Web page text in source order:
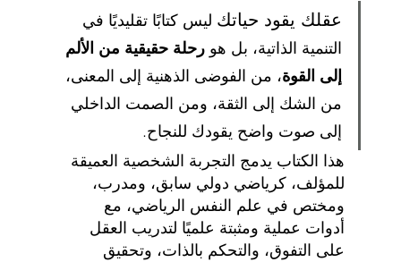
عقلك يقود حياتك ليس كتابًا تقليديًا في
التنمية الذاتية، بل هو رحلة حقيقية من الألم
إلى القوة، من الفوضى الذهنية إلى المعنى،
من الشك إلى الثقة، ومن الصمت الداخلي
إلى صوت واضح يقودك للنجاح.
هذا الكتاب يدمج التجربة الشخصية العميقة
للمؤلف، كرياضي دولي سابق، ومدرب،
ومختص في علم النفس الرياضي، مع
أدوات عملية ومثبتة علميًا لتدريب العقل
على التفوق، والتحكم بالذات، وتحقيق